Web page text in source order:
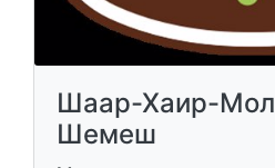
Шаар-Хаир-
Шемеш